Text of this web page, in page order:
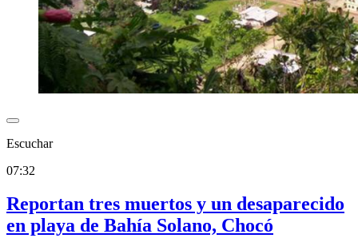
Escuchar
07:32
Reportan tres muertos y un desaparecido
en playa de Bahía Solano, Chocó